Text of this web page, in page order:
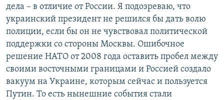
дела – в отличие от России. Я подозреваю, что
украинский президент не решился бы дать волю
полиции, если бы он не чувствовал политической
поддержки со стороны Москвы. Ошибочное
решение НАТО от 2008 года оставить пробел между
своими восточными границами и Россией создало
вакуум на Украине, которым сейчас и пользуется
Путин. То есть нынешние события стали